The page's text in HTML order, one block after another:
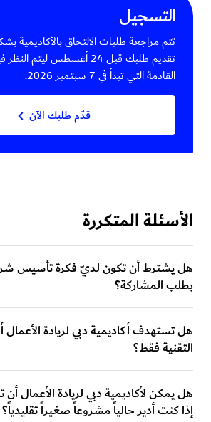
التسجيل
تتم مراجعة طلبات الالتحاق
تقديم طلبك قبل 24 أغسطس
القادمة التي تبدأ في 7 سبتمبر 2026.
قدّم طلبك الآن
الأسئلة المتكررة
هل يشترط أن تكون لديّ فكرة تأسيس
بطلب المشاركة؟
هل تستهدف أكاديمية دبي لريادة
التقنية فقط؟
هل يمكن لأكاديمية دبي لريادة الأعمال
إذا كنت أدير حالياً مشروعاً صغيراً تقليدياً؟